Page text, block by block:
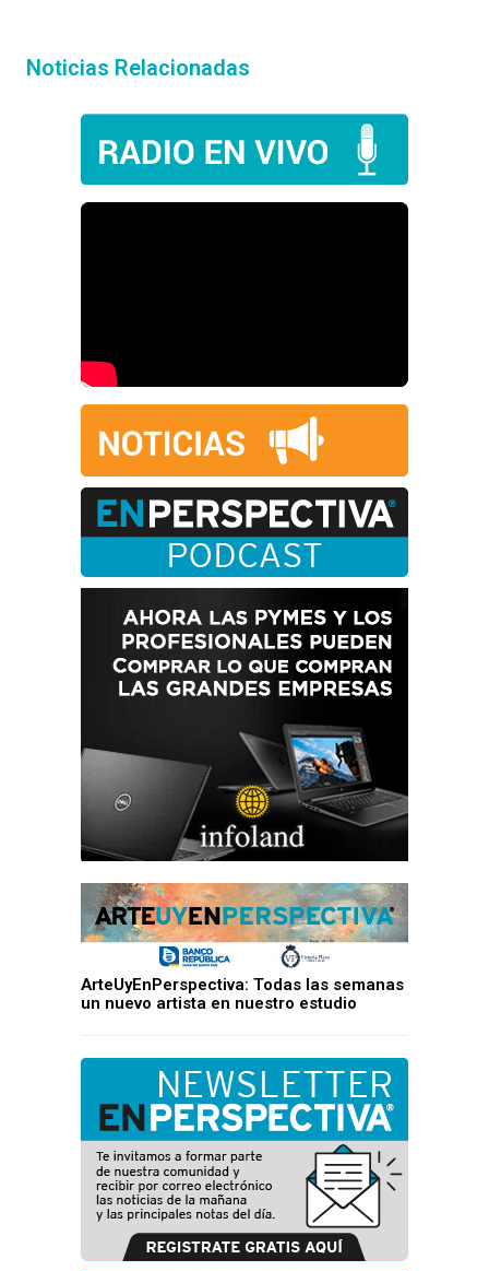
Noticias Relacionadas
ArteUyEnPerspectiva: Todas las semanas
un nuevo artista en nuestro estudio